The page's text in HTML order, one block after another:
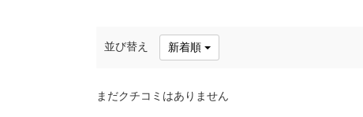
並び替え 新着順
まだクチコミはありません